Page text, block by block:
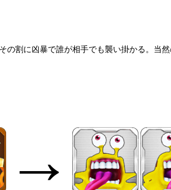
の割に凶暴で誰が相手でも襲い掛かる。
→